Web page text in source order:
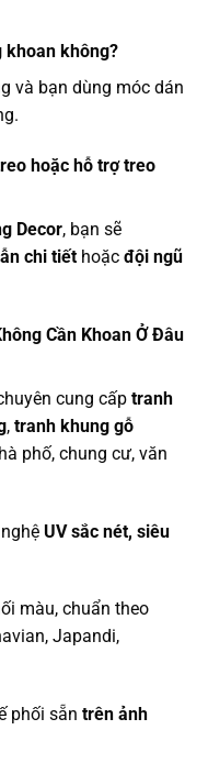
khoan không?
và bạn dùng móc dán
hoặc hỗ trợ treo
Decor, bạn sẽ
chi tiết hoặc đội ngũ
Cần Khoan Ở Đâu
cung cấp tranh
, tranh khung gỗ
phố, chung cư, văn
nghệUV sắc nét, siêu
màu, chuẩn theo
Japandi,
phối sẵntrên ảnh